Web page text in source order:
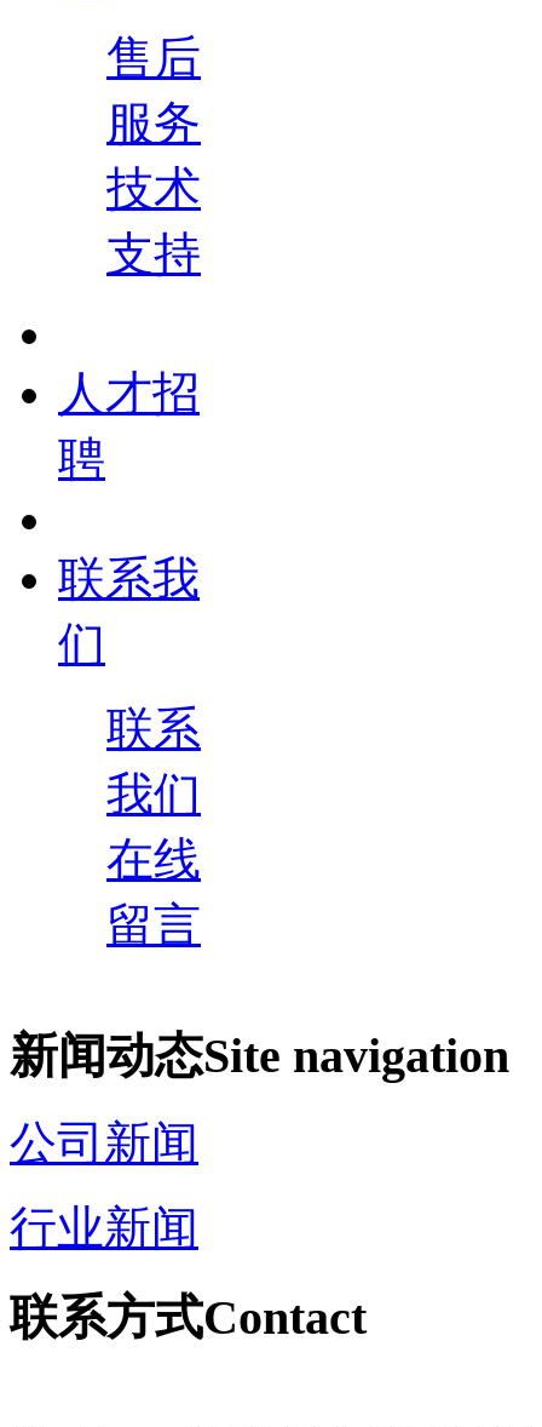
售后
服务
技术
支持
人才招
聘
联系我
们
联系
我们
在线
留言
新闻动态Site navigation
公司新闻
行业新闻
联系方式Contact